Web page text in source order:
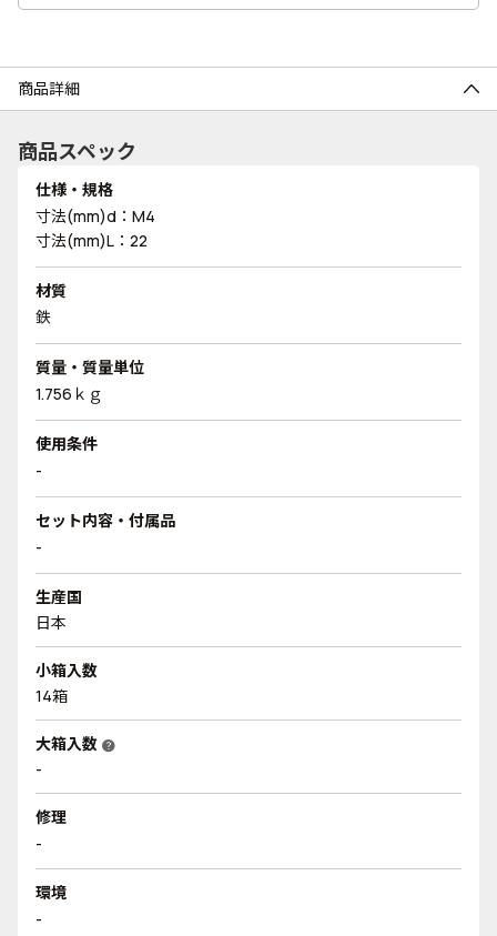
商品詳細
商品スペック
仕様・規格
寸法(mm)d：M4
寸法(mm)L：22
材質
鉄
質量・質量単位
1.756ｋｇ
使用条件
-
セット内容・付属品
-
生産国
日本
小箱入数
14箱
大箱入数 help
-
修理
-
環境
-